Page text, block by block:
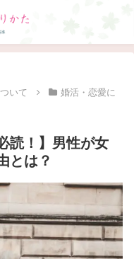
いて
婚活・恋愛に
読！】男性が女
とは？